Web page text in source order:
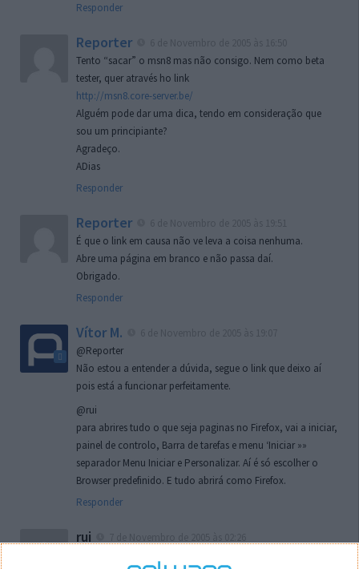
Responder
Reporter
Tento “sacar” o msn8 mas não consigo. Nem como beta
tester, quer através ho link
http://msn8.core-server.be/
Alguém pode dar uma dica, tendo em consideração que
sou um principiante?
Agradeço.
ADias
Responder
Reporter
É que o link em causa não ve leva a coisa nenhuma.
Abre uma página em branco e não passa daí.
Obrigado.
Responder
Vítor M.
@Reporter
Não estou a entender a dúvida, segue o link que deixo aí
pois está a funcionar perfeitamente.
@rui
para abrires tudo o que seja paginas no Firefox, vai a iniciar,
painel de controlo, Barra de tarefas e menu ‘Iniciar »»
separador Menu Iniciar e Personalizar. Aí é só escolher o
Browser predefinido. E tudo abrirá como Firefox.
Responder
rui